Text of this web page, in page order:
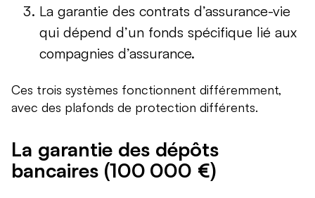
La garantie des contrats d’assurance-vie
qui dépend d’un fonds spécifique lié aux
compagnies d’assurance.
Ces trois systèmes fonctionnent différemment,
avec des plafonds de protection différents.
La garantie des dépôts
bancaires (100 000 €)